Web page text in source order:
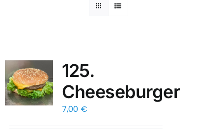
125.
Cheeseburger
7,00 €